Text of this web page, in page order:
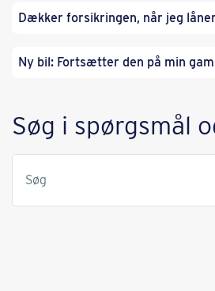
Dækker forsikringen, når jeg
Ny bil: Fortsætter den på min
Søg i spørgsmål
Søg